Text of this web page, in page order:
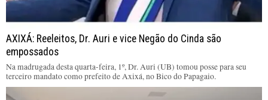
AXIXÁ: Reeleitos, Dr. Auri e vice Negão do Cinda são
empossados
Na madrugada desta quarta-feira, 1º, Dr. Auri (UB) tomou posse para seu
terceiro mandato como prefeito de Axixá, no Bico do Papagaio.